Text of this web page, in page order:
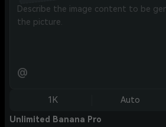
@
1K Auto
Unlimited Banana Pro